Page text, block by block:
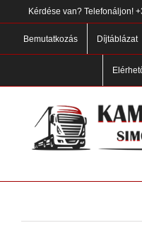
to
content
Kérdése van? Telefonáljon!
Bemutatkozás Díjtáblázat